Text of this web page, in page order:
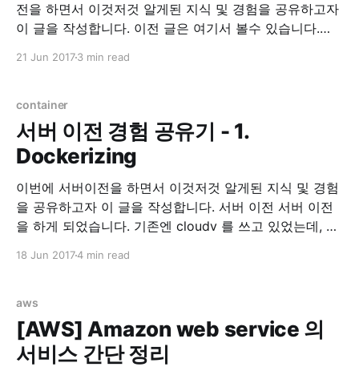
전을 하면서 이것저것 알게된 지식 및 경험을 공유하고자
이 글을 작성합니다. 이전 글은 여기서 볼수 있습니다.
21 Jun 20173 min read
container
서버 이전 경험 공유기 - 1.
Dockerizing
이번에 서버이전을 하면서 이것저것 알게된 지식 및 경험
을 공유하고자 이 글을 작성합니다. 서버 이전 서버 이전
을 하게 되었습니다. 기존엔 cloudv 를 쓰고 있었는데, 같
18 Jun 20174 min read
aws
[AWS] Amazon web service 의
서비스 간단 정리